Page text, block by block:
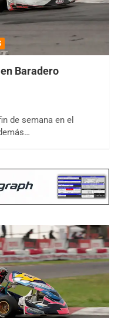
Baradero
de semana en el